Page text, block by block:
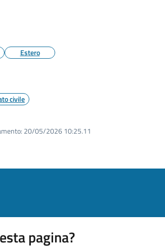
Estero
civile
20/05/2026 10:25.11
pagina?